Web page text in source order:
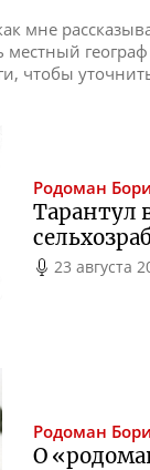
мне
местный
чтобы
Родоман
Тарантул
23 августа
Родоман
О